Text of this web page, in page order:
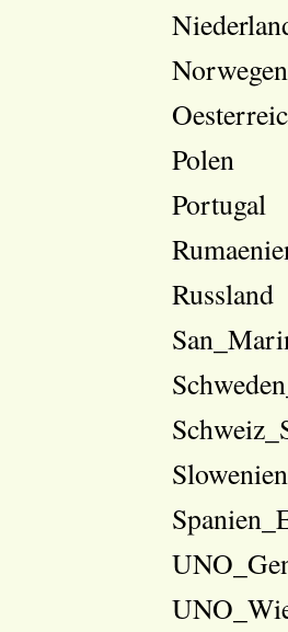
Norwegen
Polen
Portugal
Russland
Slowenien